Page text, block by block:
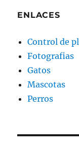
ENLACES
Control de
Fotografias
Gatos
Mascotas
Perros